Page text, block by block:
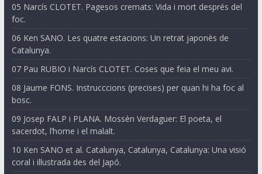
05 Narcís CLOTET. Pagesos cremats: Vida i mort després del
foc.
06 Ken SANO. Les quatre estacions: Un retrat japonès de
Catalunya.
07 Pau RUBIO i Narcís CLOTET. Coses que feia el meu avi.
08 Jaume FONS. Instrucccions (precises) per quan hi ha foc al
bosc.
09 Josep FALP i PLANA. Mossèn Verdaguer: El poeta, el
sacerdot, l’home i el malalt.
10 Ken SANO et al. Catalunya, Catalunya, Catalunya: Una visió
coral i il·lustrada des del Japó.